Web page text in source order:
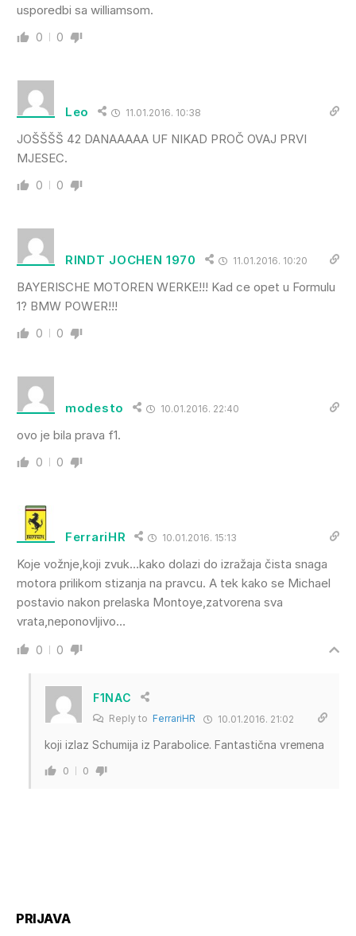
usporedbi sa williamsom.
0 0
Leo 11.01.2016. 10:38
JOŠŠŠŠ 42 DANAAAAA UF NIKAD PROČ OVAJ PRVI
MJESEC.
0 0
RINDT JOCHEN 1970 11.01.2016. 10:20
BAYERISCHE MOTOREN WERKE!!! Kad ce opet u Formulu
1? BMW POWER!!!
0 0
modesto 10.01.2016. 22:40
ovo je bila prava f1.
0 0
FerrariHR 10.01.2016. 15:13
Koje vožnje,koji zvuk…kako dolazi do izražaja čista snaga
motora prilikom stizanja na pravcu. A tek kako se Michael
postavio nakon prelaska Montoye,zatvorena sva
vrata,neponovljivo…
0 0
F1NAC
Reply to FerrariHR 10.01.2016. 21:02
koji izlaz Schumija iz Parabolice. Fantastična vremena
0 0
PRIJAVA